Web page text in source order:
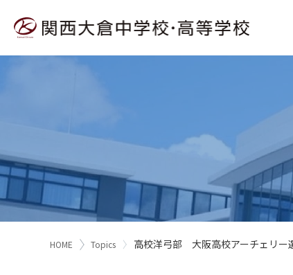
HOME Topics 高校洋弓部 大阪高校アーチェリ